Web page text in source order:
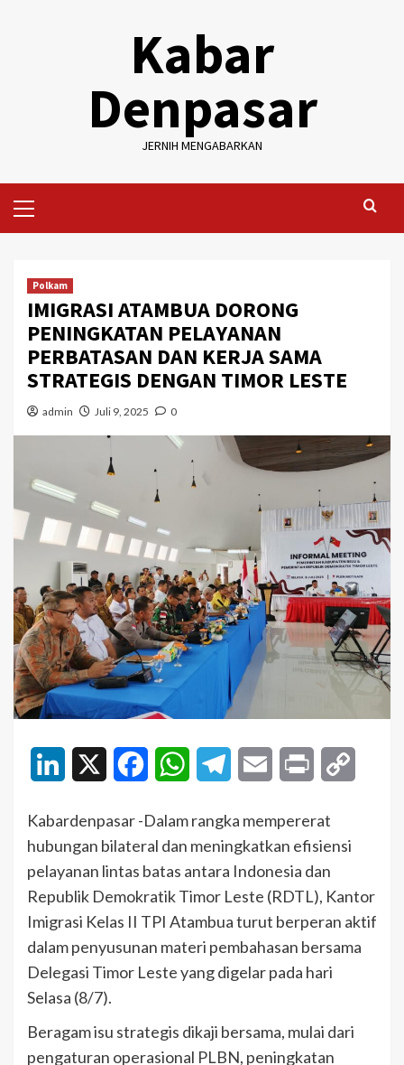
Kabar
Denpasar
JERNIH MENGABARKAN
Menu
Polkam
IMIGRASI ATAMBUA DORONG
PENINGKATAN PELAYANAN
PERBATASAN DAN KERJA SAMA
STRATEGIS DENGAN TIMOR LESTE
admin Juli 9, 2025 0
LinkedIn FacebookWhatsAppTelegramEmail Print
Kabardenpasar -Dalam rangka mempererat
hubungan bilateral dan meningkatkan efisiensi
pelayanan lintas batas antara Indonesia dan
Republik Demokratik Timor Leste (RDTL), Kantor
Imigrasi Kelas II TPI Atambua turut berperan aktif
dalam penyusunan materi pembahasan bersama
Delegasi Timor Leste yang digelar pada hari
Selasa (8/7).
Beragam isu strategis dikaji bersama, mulai dari
pengaturan operasional PLBN, peningkatan